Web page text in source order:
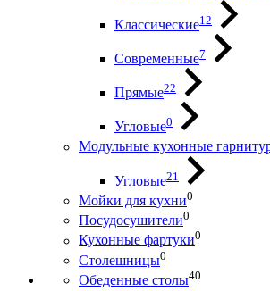
Классические12
Современные7
Прямые22
Угловые0
Модульные кухонные
Угловые21
Мойки для кухни0
Посудосушители0
Кухонные фартуки0
Столешницы0
Обеденные столы40